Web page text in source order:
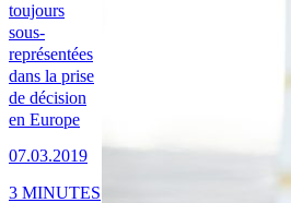
toujours
sous-
représentées
dans la prise
de décision
en Europe
07.03.2019
3 MINUTES